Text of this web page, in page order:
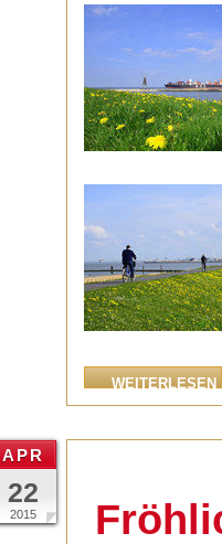
WEITERLESEN
2015
22
APR